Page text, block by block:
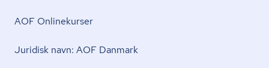
AOF Onlinekurser
Juridisk navn: AOF Danmark